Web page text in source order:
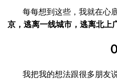
每每想到这些，我就在心
京，逃离一线城市，逃离北上
我把我的想法跟很多朋友